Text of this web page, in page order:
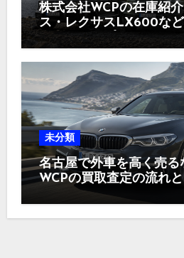
株式会社WCPの在庫紹
ス・レクサスLX600な
ラインナップ
未分類
名古屋で外車を高く売る
WCPの買取査定の流れ